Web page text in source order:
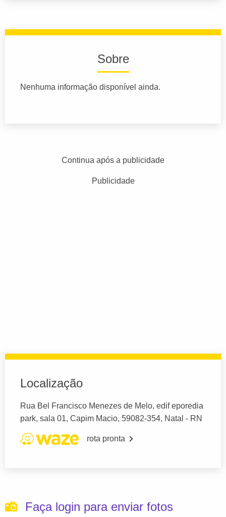
Sobre
Nenhuma informação disponível ainda.
Continua após a publicidade
Publicidade
Localização
Rua Bel Francisco Menezes de Melo, edif eporedia
park, sala 01, Capim Macio, 59082-354, Natal - RN
rota pronta
Faça login para enviar fotos